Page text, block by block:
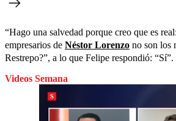
“Hago una salvedad porque creo que es
empresarios de Néstor Lorenzo no son los
Restrepo?”, a lo que Felipe respondió: “Sí”.
Videos Semana